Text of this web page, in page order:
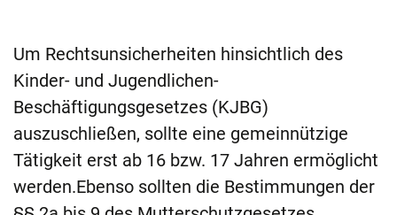
Um Rechtsunsicherheiten hinsichtlich des
Kinder- und Jugendlichen-
Beschäftigungsgesetzes (KJBG)
auszuschließen, sollte eine gemeinnützige
Tätigkeit erst ab 16 bzw. 17 Jahren ermöglicht
werden.Ebenso sollten die Bestimmungen der